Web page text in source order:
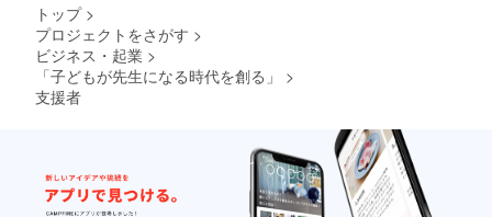
トップ >
プロジェクトをさがす >
ビジネス・起業 >
「子どもが先生になる時代を創る」
>
支援者